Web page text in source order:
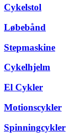
Cykelstol
Løbebånd
Stepmaskine
Cykelhjelm
El Cykler
Motionscykler
Spinningcykler